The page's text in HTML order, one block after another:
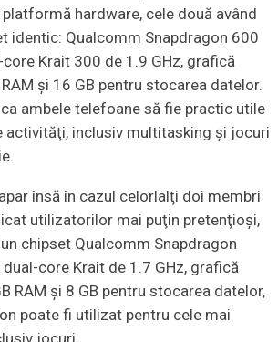
hardware, cele două având
identic: Qualcomm Snapdragon 600
Krait 300 de 1.9 GHz, grafică
şi 16 GB pentru stocarea datelor.
ambele telefoane să fie practic utile
activităţi, inclusiv multitasking şi jocuri
însă în cazul celorlalţi doi membri
utilizatorilor mai puţin pretenţioşi,
chipset Qualcomm Snapdragon
core Krait de 1.7 GHz, grafică
RAM şi 8 GB pentru stocarea datelor,
poate fi utilizat pentru cele mai
jocuri.